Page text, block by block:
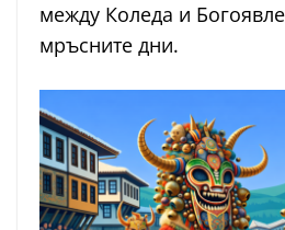
между Коледа и
мръсните дни.